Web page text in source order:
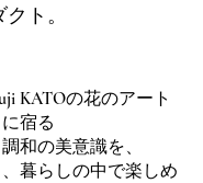
クト。
KATOの花のアート
に宿る
和の美意識を、
暮らしの中で楽しめ